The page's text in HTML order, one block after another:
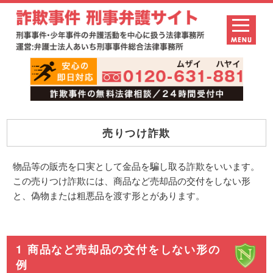
売りつけ詐欺
物品等の販売を口実として金品を騙し取る詐欺をいいます。
この売りつけ詐欺には、商品など売却品の交付をしない形
と、偽物または粗悪品を渡す形とがあります。
1 商品など売却品の交付をしない形の
例